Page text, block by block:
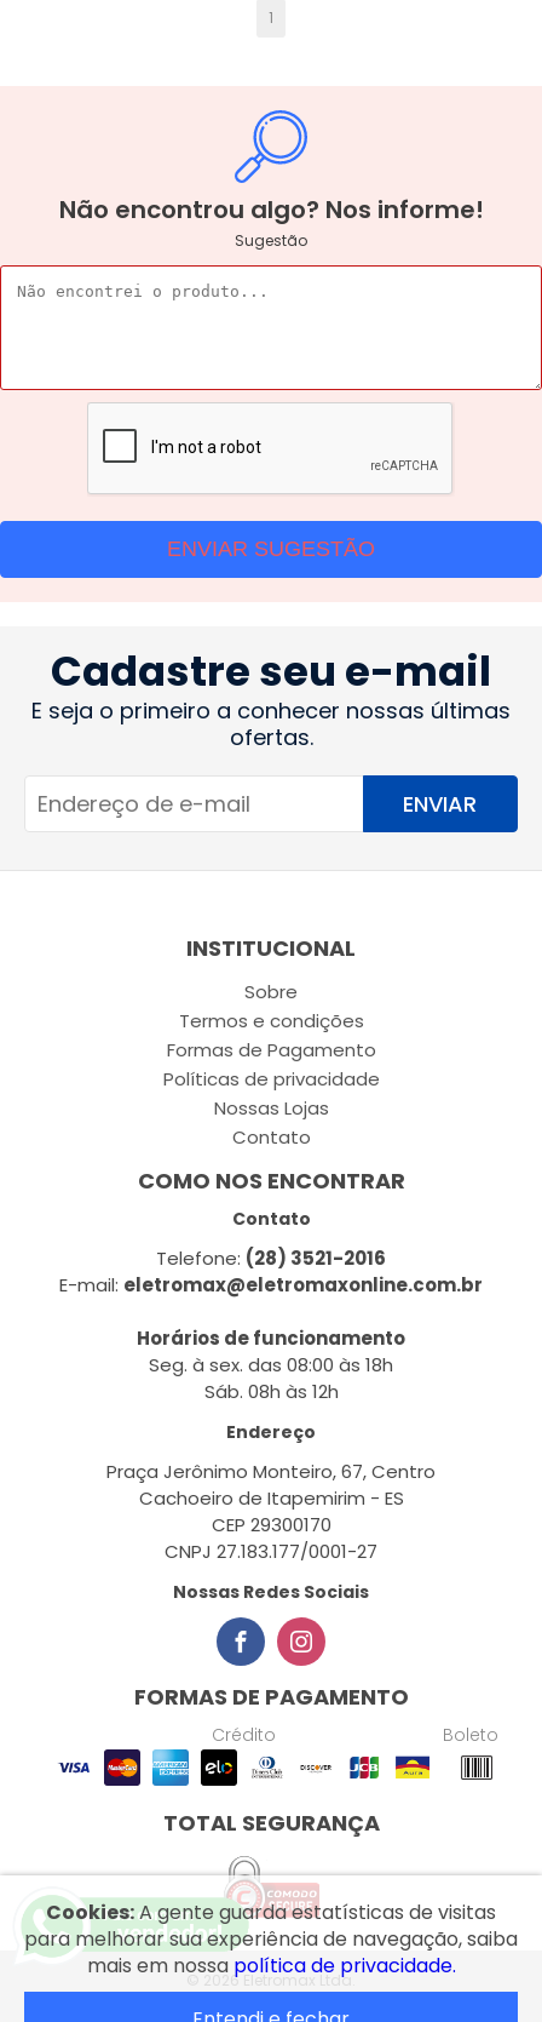
1
Não encontrou algo? Nos informe!
Sugestão
ENVIAR SUGESTÃO
Cadastre seu e-mail
E seja o primeiro a conhecer nossas últimas
ofertas.
ENVIAR
INSTITUCIONAL
Sobre
Termos e condições
Formas de Pagamento
Políticas de privacidade
Nossas Lojas
Contato
COMO NOS ENCONTRAR
Contato
Telefone: (28) 3521-2016
E-mail: eletromax@eletromaxonline.com.br
Horários de funcionamento
Seg. à sex. das 08:00 às 18h
Sáb. 08h às 12h
Endereço
Praça Jerônimo Monteiro, 67, Centro
Cachoeiro de Itapemirim - ES
CEP 29300170
CNPJ 27.183.177/0001-27
Nossas Redes Sociais
FORMAS DE PAGAMENTO
Crédito Boleto
TOTAL SEGURANÇA
Cookies:A gente guarda estatísticas de visitas
para melhorar sua experiência de navegação, saiba
mais em nossa política de privacidade.
© 2026 Eletromax Ltda.